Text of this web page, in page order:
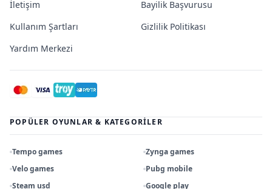
İletişim
Bayilik Başvurusu
Kullanım Şartları
Gizlilik Politikası
Yardım Merkezi
POPÜLER OYUNLAR & KATEGORILER
Tempo games
Zynga games
Velo games
Pubg mobile
Steam usd
Google play